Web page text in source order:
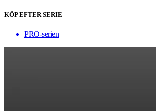
KÖP EFTER SERIE
PRO-serien